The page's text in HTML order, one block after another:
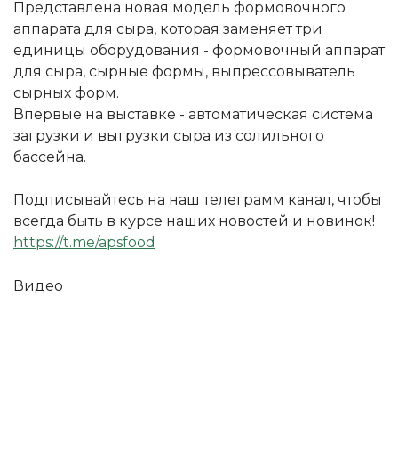
Представлена новая модель формовочного
аппарата для сыра, которая заменяет три
единицы оборудования - формовочный аппарат
для сыра, сырные формы, выпрессовыватель
сырных форм.
Впервые на выставке - автоматическая система
загрузки и выгрузки сыра из солильного
бассейна.
Подписывайтесь на наш телеграмм канал, чтобы
всегда быть в курсе наших новостей и новинок!
https://t.me/apsfood
Видео